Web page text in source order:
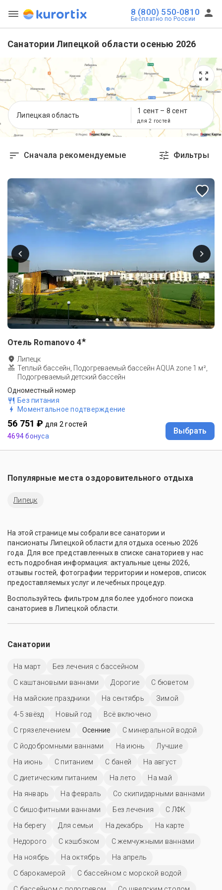
8 (800) 550-0810
Бесплатно по России
Санатории Липецкой области осенью 2026
Липецкая область
1 сент– 8 сент
для 2 гостей
Сначала рекомендуемые Фильтры
Отель Romanovo 4★
Липецк
Теплый бассейн, Подогреваемый бассейн AQUA zone 1 м²,
Подогреваемый детский бассейн
Одноместный номер
Без питания
Моментальное подтверждение
56 751 ₽ для 2 гостей
4694 бонуса
Выбрать
Популярные места оздоровительного отдыха
Липецк
На этой странице мы собрали все санатории и
пансионаты Липецкой области для отдыха осенью 2026
года. Для все представленных в списке санаториев у нас
есть подробная информация: актуальные цены 2026,
отзывы гостей, фотографии территории и номеров, список
предоставляемых услуг и лечебных процедур.
Воспользуйтесь фильтром для более удобного поиска
санаториев в Липецкой области.
Санатории
На март
Без лечения с бассейном
С каштановыми ваннами
Дорогие
С бюветом
На майские праздники
На сентябрь
Зимой
4-5 звёзд
Новый год
Всё включено
С грязелечением
Осенние
С минеральной водой
С йодобромными ваннами
На июнь
Лучшие
На июнь
С питанием С баней
На август
С диетическим питанием
На лето
На май
На январь
На февраль
Со скипидарными ваннами
С бишофитными ваннами
Без лечения
С ЛФК
На берегу
Для семьи На декабрь
На карте
Недорого
С кэшбэком
С жемчужными ваннами
На ноябрь
На октябрь
На апрель
С барокамерой
С бассейном с морской водой